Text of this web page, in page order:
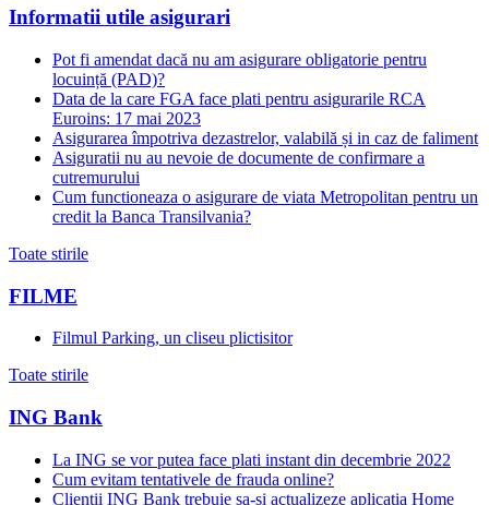
Informatii utile asigurari
Pot fi amendat dacă nu am asigurare obligatorie pentru
locuință (PAD)?
Data de la care FGA face plati pentru asigurarile RCA
Euroins: 17 mai 2023
Asigurarea împotriva dezastrelor, valabilă și in caz de faliment
Asiguratii nu au nevoie de documente de confirmare a
cutremurului
Cum functioneaza o asigurare de viata Metropolitan pentru un
credit la Banca Transilvania?
Toate stirile
FILME
Filmul Parking, un cliseu plictisitor
Toate stirile
ING Bank
La ING se vor putea face plati instant din decembrie 2022
Cum evitam tentativele de frauda online?
Clientii ING Bank trebuie sa-si actualizeze aplicatia Home